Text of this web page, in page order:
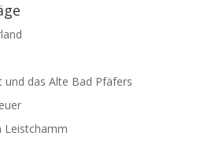
und das Alte Bad Pfäfers
Leistchamm